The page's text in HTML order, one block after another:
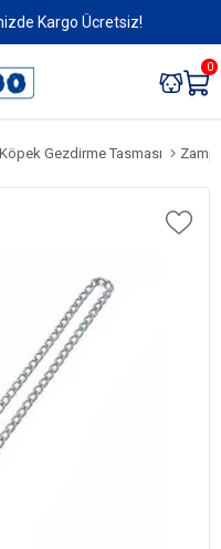
Kargo Ücretsiz!
0
Köpek Gezdirme Tasması Zampa